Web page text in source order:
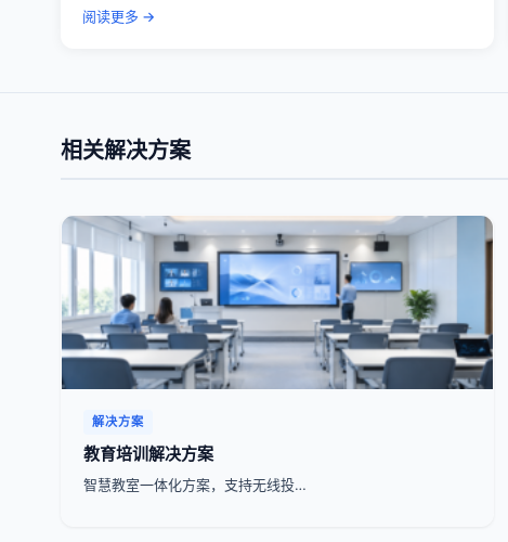
阅读更多 →
相关解决方案
解决方案
教育培训解决方案
智慧教室一体化方案，支持无线投…